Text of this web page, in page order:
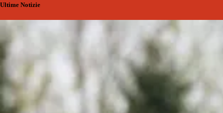
Ultime Notizie